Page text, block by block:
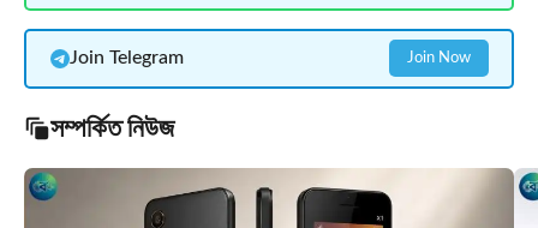
Join Telegram Join Now
সম্পর্কিত নিউজ